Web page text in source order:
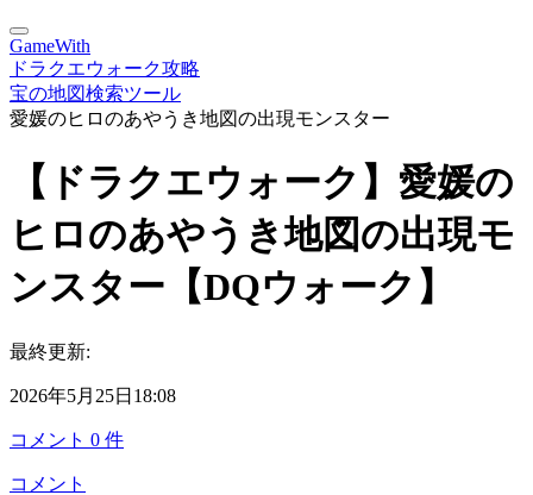
GameWith
ドラクエウォーク攻略
宝の地図検索ツール
愛媛のヒロのあやうき地図の出現モンスター
【ドラクエウォーク】愛媛の
ヒロのあやうき地図の出現モ
ンスター【DQウォーク】
最終更新:
2026年5月25日18:08
コメント 0 件
コメント